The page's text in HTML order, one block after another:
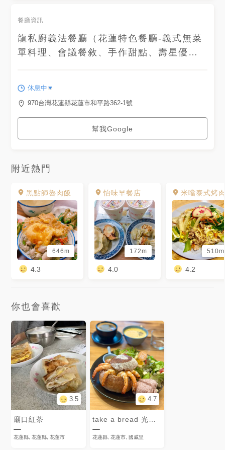
餐廳資訊
龍私廚義法餐廳（花蓮特色餐廳-義式無菜
單料理、會議餐敘、手作甜點、壽星優
休息中
970台灣花蓮縣花蓮市和平路362-1號
幫我Google
附近熱門
黑點師魯肉飯
646m
4.3
怡味早餐店
172m
4.0
米噹泰式烤
510m
4.2
你也會喜歡
3.5
廟口紅茶
花蓮縣, 花蓮縣, 花蓮市
4.7
花蓮縣, 花蓮市, 國威里